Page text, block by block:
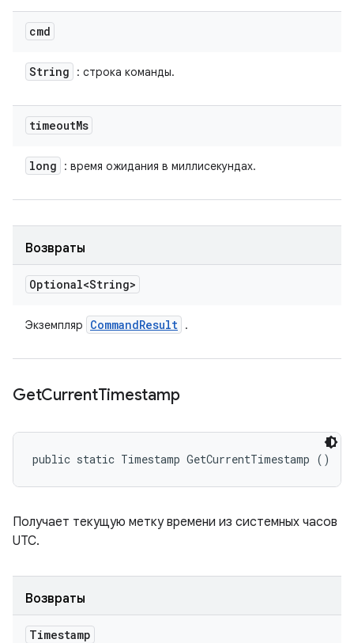
cmd
String : строка команды.
timeoutMs
long : время ожидания в миллисекундах.
Возвраты
Optional<String>
Экземпляр CommandResult .
GetCurrentTimestamp
public static Timestamp GetCurrentTimestamp ()
Получает текущую метку времени из системных часов
UTC.
Возвраты
Timestamp